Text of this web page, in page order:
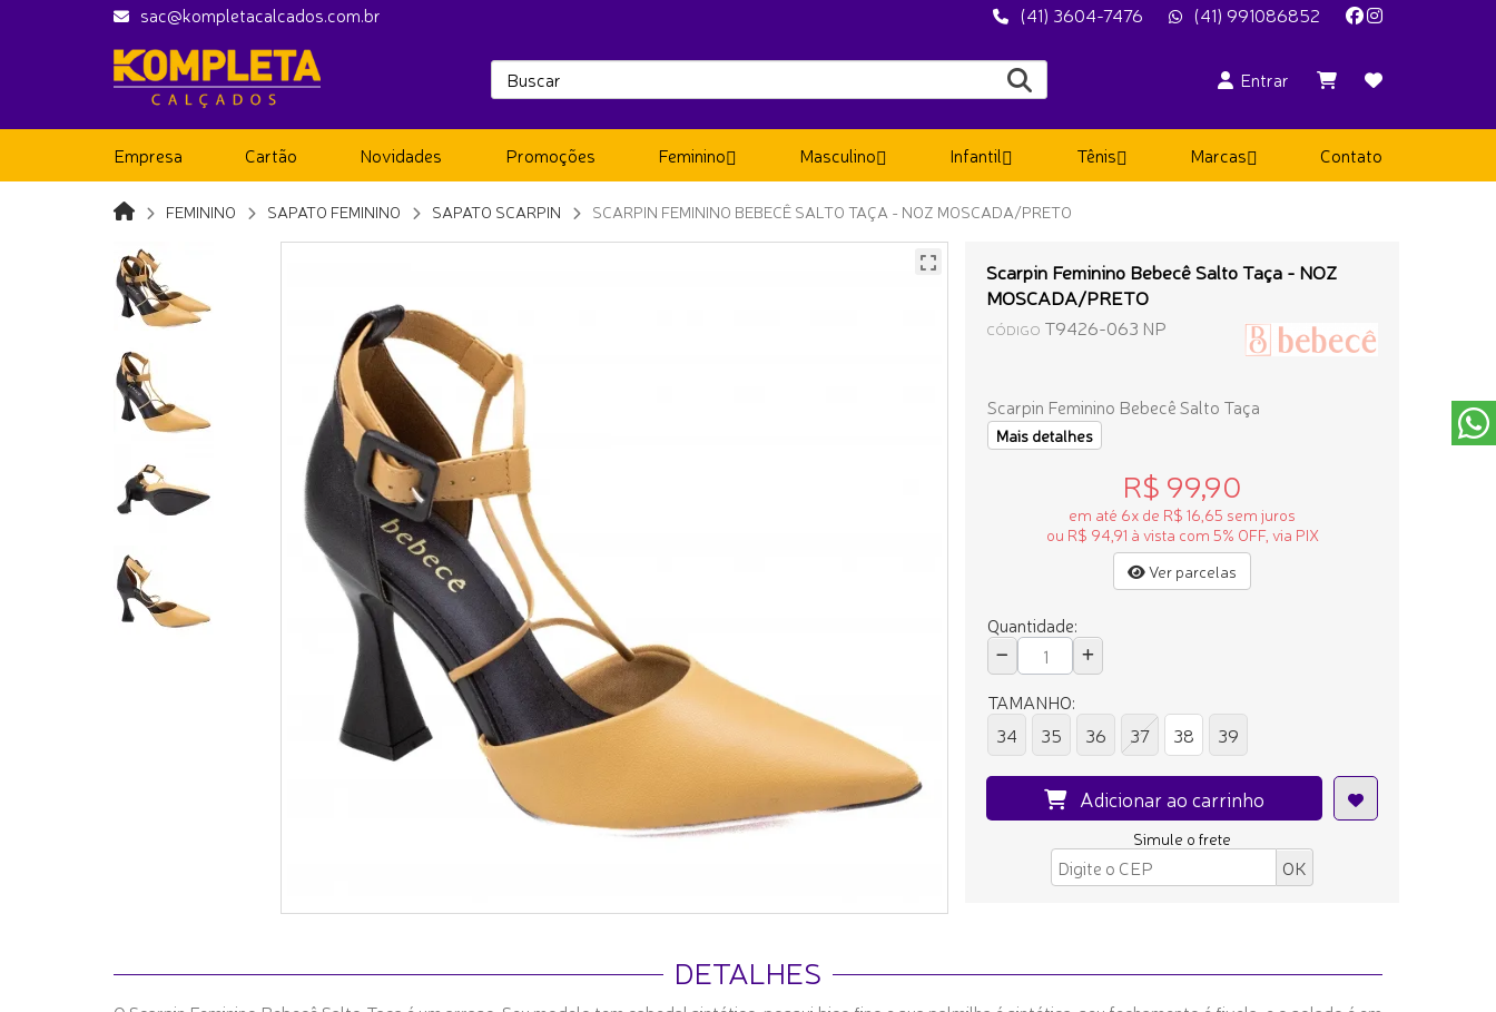
sac@kompletacalcados.com.br (41) 3604-7476 (41) 991086852
Entrar
Empresa Cartão Novidades Promoções Feminino Masculino Infantil Tênis Marcas Contato
FEMININO SAPATO FEMININO SAPATO SCARPIN SCARPIN FEMININO BEBECÊ SALTO TAÇA - NOZ MOSCADA/PRETO
Scarpin Feminino Bebecê Salto Taça - NOZ
MOSCADA/PRETO
CÓDIGO T9426-063 NP
Scarpin Feminino Bebecê Salto Taça
Mais detalhes
R$ 99,90
em até 6x de R$ 16,65 sem juros
ou R$ 94,91 à vista com 5% OFF, via PIX
Ver parcelas
Quantidade:
TAMANHO:
34
35 36 37 38 39
Adicionar ao carrinho
Simule o frete
DETALHES